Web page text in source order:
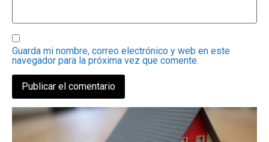
Guarda mi nombre, correo electrónico y web en este
navegador para la próxima vez que comente.